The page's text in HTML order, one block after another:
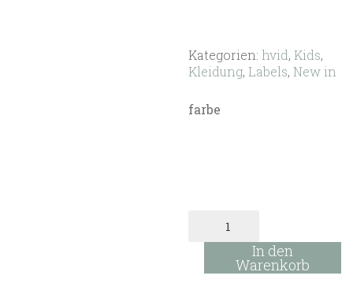
Kategorien: hvid, Kids,
Kleidung, Labels, New in
farbe
MerinowolleIn den
Warenkorb